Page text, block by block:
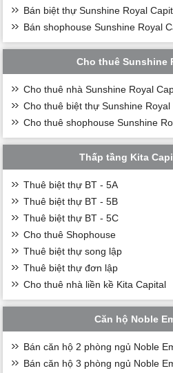
Bán biệt thự Sunshine Royal
Bán shophouse Sunshine Royal
Cho thuê Sunshine
Cho thuê nhà Sunshine Royal
Cho thuê biệt thự Sunshine Royal
Cho thuê shophouse Sunshine
Thấp tầng Kita
Thuê biệt thự BT - 5A
Thuê biệt thự BT - 5B
Thuê biệt thự BT - 5C
Cho thuê Shophouse
Thuê biệt thự song lập
Thuê biệt thự đơn lập
Cho thuê nhà liền kề Kita Capital
Căn hộ Noble
Bán căn hộ 2 phòng ngủ Noble
Bán căn hộ 3 phòng ngủ Noble